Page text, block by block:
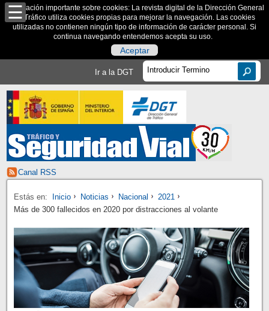
Información importante sobre cookies: La revista digital de la Dirección General
de Tráfico utiliza cookies propias para mejorar la navegación. Las cookies
utilizadas no contienen ningún tipo de información de carácter personal. Si
continua navegando entendemos acepta su uso.
Aceptar
Ir a la DGT
Canal RSS
Estás en: Inicio Noticias Nacional
2021
Más de 300 fallecidos en 2020 por distracciones al volante